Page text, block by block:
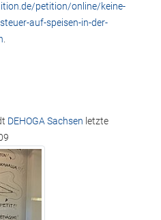
petition/online/keine-
auf-speisen-in-der-
DEHOGA Sachsen letzte